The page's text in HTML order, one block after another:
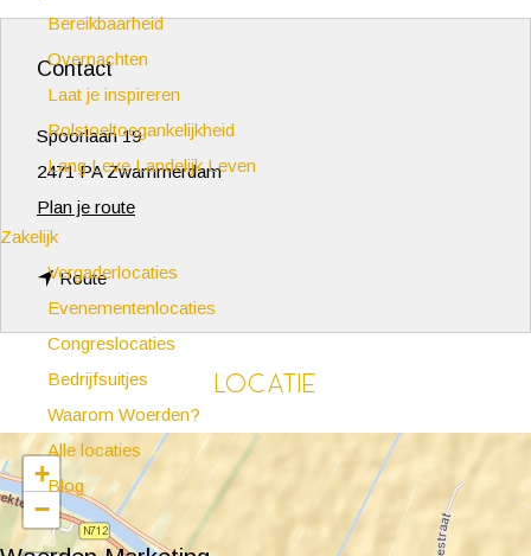
Bereikbaarheid
Overnachten
Laat je inspireren
Rolstoeltoegankelijkheid
Lang Leve Landelijk Leven
Zakelijk
Vergaderlocaties
Evenementenlocaties
Congreslocaties
Bedrijfsuitjes
Waarom Woerden?
Alle locaties
Blog
Contact
Spoorlaan 19
2471 PA Zwammerdam
Plan je routen
a
r
Z
w
a
m
m
e
Routen
a
a
r
Z
w
a
m
Locatie
+
−